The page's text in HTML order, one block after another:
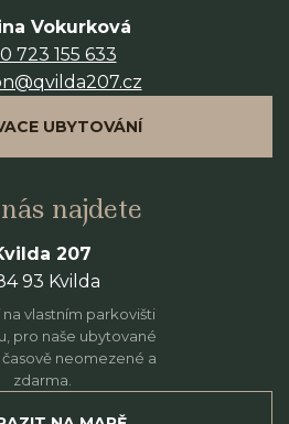
Vokurková
723 155 633
UBYTOVÁNÍ
najdete
207
93 Kvilda
vlastním parkovišti
pro naše ubytované
neomezené a
zdarma.